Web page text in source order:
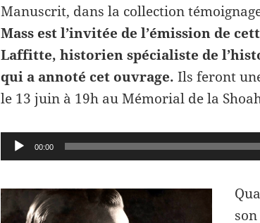
Manuscrit, dans la collection
Mass est l’invitée de l’émission de
Laffitte, historien spécialiste de
qui a annoté cet ouvrage.Ils feront
le 13 juin à 19h au Mémorial de la
Lecteur
audio
00:00